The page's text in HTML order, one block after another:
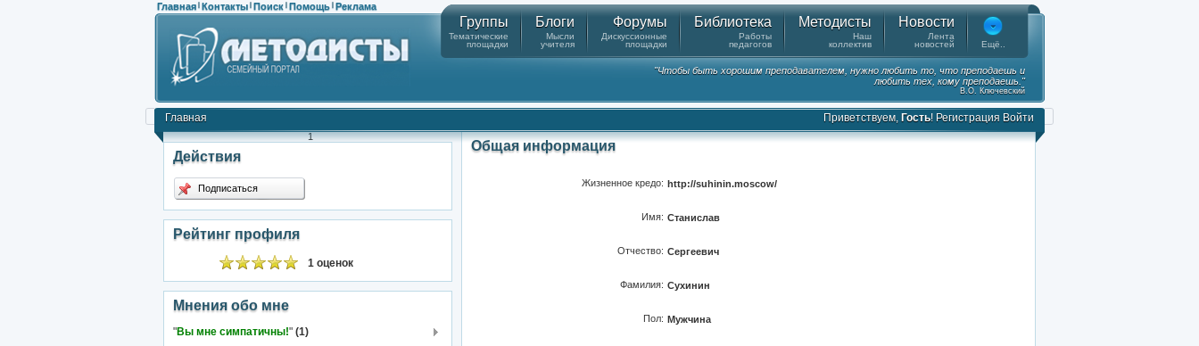
Главная | Контакты | Поиск | Помощь | Реклама
Группы
Тематические
площадки
Блоги
Мысли
учителя
Форумы
Дискуссионные
площадки
Библиотека
Работы
педагогов
Методисты
Наш
коллектив
Новости
Лента
новостей
Ещё..
"Чтобы быть хорошим преподавателем, нужно любить то, что преподаешь и
любить тех, кому преподаешь."
В.О. Ключевский
Главная Приветствуем, Гость! Регистрация Войти
1
Действия
Подписаться
Рейтинг профиля
1 оценок
Мнения обо мне
"Вы мне симпатичны!" (1)
Общая информация
Жизненное кредо: http://suhinin.moscow/
Имя: Станислав
Отчество: Сергеевич
Фамилия: Сухинин
Пол: Мужчина